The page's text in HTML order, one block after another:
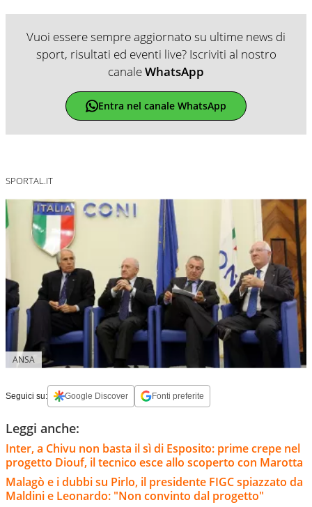
Vuoi essere sempre aggiornato su ultime news di
sport, risultati ed eventi live? Iscriviti al nostro
canaleWhatsApp
Entra nel canale WhatsApp
SPORTAL.IT
ANSA
Seguici su: Google Discover Fonti preferite
Leggi anche:
Inter, a Chivu non basta il sì di Esposito: prime crepe nel
progetto Diouf, il tecnico esce allo scoperto con Marotta
Malagò e i dubbi su Pirlo, il presidente FIGC spiazzato da
Maldini e Leonardo: "Non convinto dal progetto"